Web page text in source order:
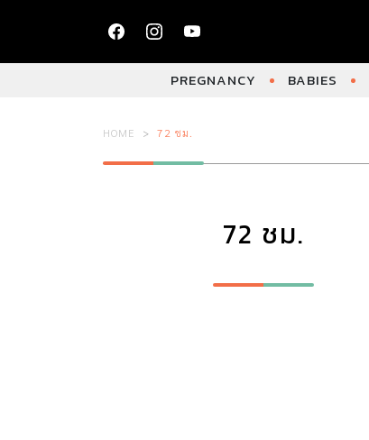
PREGNANCY BABIES
HOME 72 ชม.
72 ชม.